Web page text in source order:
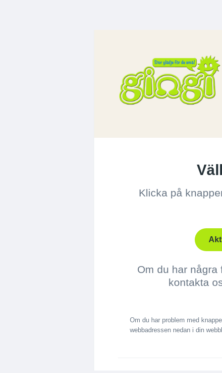
Klicka på
Om du har
kontakta
Om du har problem med
webbadressen nedan i din